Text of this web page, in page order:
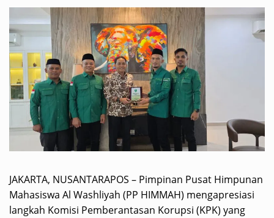
JAKARTA, NUSANTARAPOS – Pimpinan Pusat Himpunan
Mahasiswa Al Washliyah (PP HIMMAH) mengapresiasi
langkah Komisi Pemberantasan Korupsi (KPK) yang